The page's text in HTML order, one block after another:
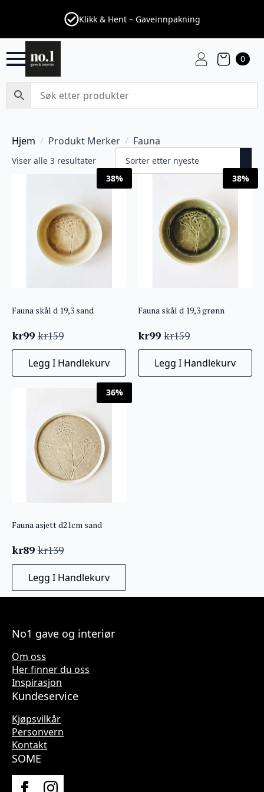
Klikk & Hent – Gaveinnpakning
0
Hjem Produkt Merker Fauna
Viser alle 3 resultaterSortert
etter
nyeste
38%
Fauna skål d 19,3 sand
kr159
Opprinnelig
pris
var:
kr159.
kr99
Nåværende
pris
kr99.
Legg I Handlekurv
38%
Fauna skål d 19,3 grønn
kr159
Opprinnelig
pris
var:
kr159.
kr99
Nåværende
pris
kr99.
Legg I Handlekurv
36%
Fauna asjett d21cm sand
kr139
Opprinnelig
pris
var:
kr139.
kr89
Nåværende
pris
kr89.
Legg I Handlekurv
No1 gave og interiør
Om oss
Her finner du oss
Inspirasjon
Kundeservice
Kjøpsvilkår
Personvern
Kontakt
SOME